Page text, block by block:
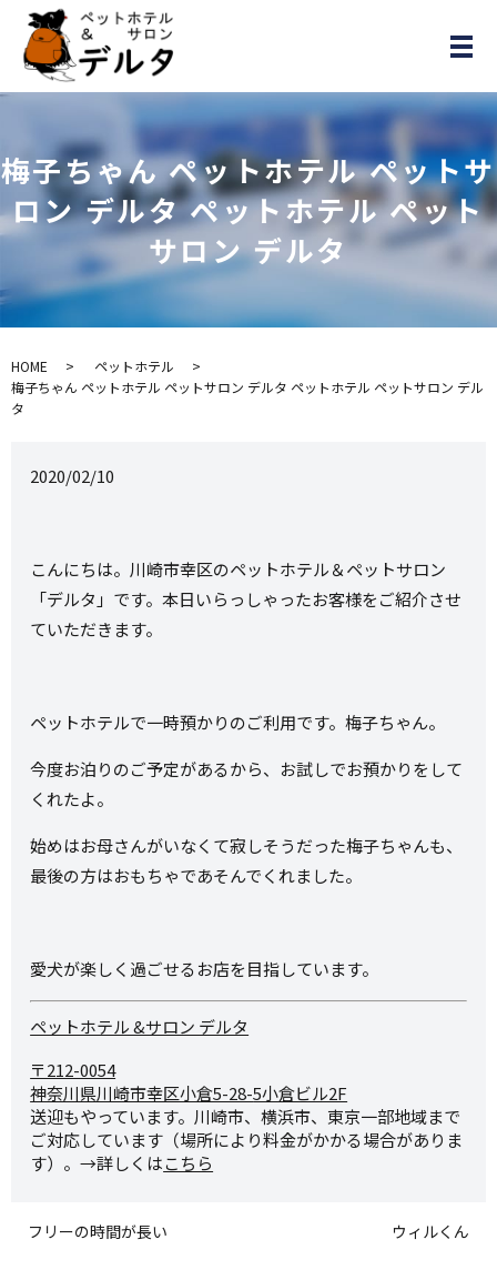
メ
梅子ちゃん ペットホテル ペットサ
ロン デルタ ペットホテル ペット
サロン デルタ
HOME
ペットホテル
梅子ちゃん ペットホテル ペットサロン デルタ ペットホテル ペットサロン デル
タ
2020/02/10
こんにちは。川崎市幸区のペットホテル＆ペットサロン
「デルタ」です。本日いらっしゃったお客様をご紹介させ
ていただきます。
ペットホテルで一時預かりのご利用です。梅子ちゃん。
今度お泊りのご予定があるから、お試しでお預かりをして
くれたよ。
始めはお母さんがいなくて寂しそうだった梅子ちゃんも、
最後の方はおもちゃであそんでくれました。
愛犬が楽しく過ごせるお店を目指しています。
ペットホテル &サロン デルタ
〒212-0054
神奈川県川崎市幸区小倉5-28-5小倉ビル2F
送迎もやっています。川崎市、横浜市、東京一部地域まで
ご対応しています（場所により料金がかかる場合がありま
す）。→詳しくはこちら
フリーの時間が長い ウィルくん